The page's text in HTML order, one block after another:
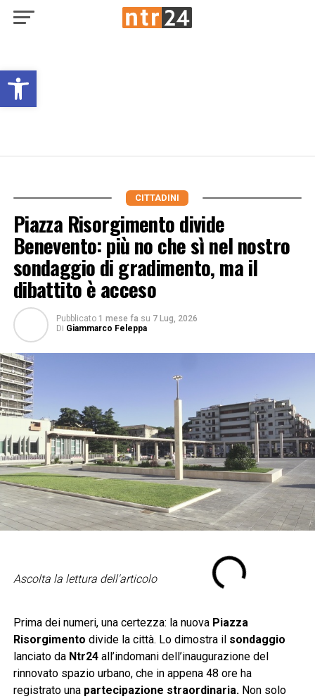
Open toolbar
CITTADINI
Piazza Risorgimento divide
Benevento: più no che sì nel nostro
sondaggio di gradimento, ma il
dibattito è acceso
Pubblicato 1 mese fa su 7 Lug, 2026
Di Giammarco Feleppa
Ascolta la lettura dell'articolo
Prima dei numeri, una certezza: la nuova Piazza
Risorgimento divide la città. Lo dimostra il sondaggio
lanciato da Ntr24all’indomani dell’inaugurazione del
rinnovato spazio urbano, che in appena 48 ore ha
registrato una partecipazione straordinaria.Non solo